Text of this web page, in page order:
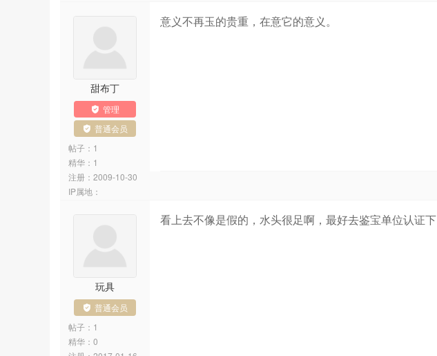
甜布丁
管理
普通会员
帖子：1
精华：1
注册： 2009-10-30
IP属地：
意义不再玉的贵重，在意它的意义。
玩具
普通会员
帖子：1
精华：0
看上去不像是假的，水头很足啊，最好去鉴宝单位认证下